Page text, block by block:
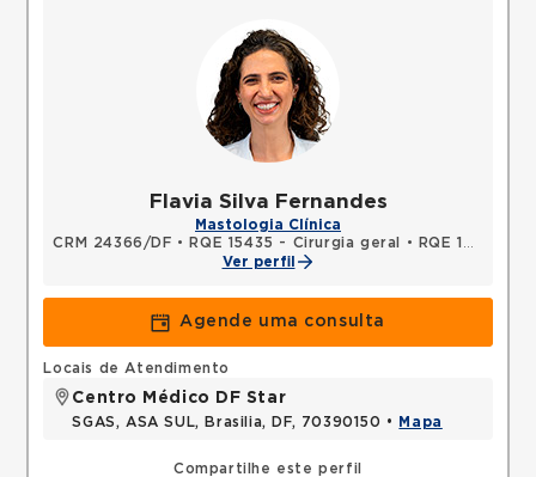
Flavia Silva Fernandes
Mastologia Clínica
CRM 24366/DF • RQE 15435 - Cirurgia geral •
RQE 15436 - Mastologia
Ver perfil
Agende uma consulta
Compartilhe este perfil
Locais de Atendimento
Centro Médico DF Star
SGAS, ASA SUL, Brasilia, DF, 70390150 • Mapa